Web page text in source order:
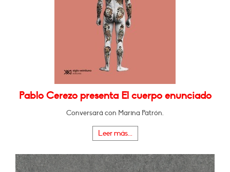
Pablo Cerezo presenta El cuerpo enunciado
Conversará con Marina Patrón.
Leer más...